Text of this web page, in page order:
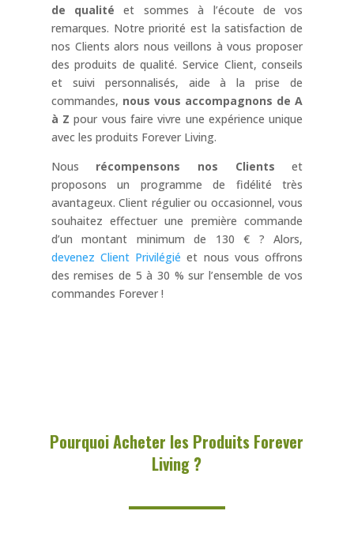
de qualité et sommes à l’écoute de vos
remarques. Notre priorité est la satisfaction de
nos Clients alors nous veillons à vous proposer
des produits de qualité. Service Client, conseils
et suivi personnalisés, aide à la prise de
commandes, nous vous accompagnons de A
à Z pour vous faire vivre une expérience unique
avec les produits Forever Living.
Nous récompensons nos Clients et
proposons un programme de fidélité très
avantageux. Client régulier ou occasionnel, vous
souhaitez effectuer une première commande
d’un montant minimum de 130 € ? Alors,
devenez Client Privilégié et nous vous offrons
des remises de 5 à 30 % sur l’ensemble de vos
commandes Forever !
Pourquoi Acheter les Produits Forever
Living ?